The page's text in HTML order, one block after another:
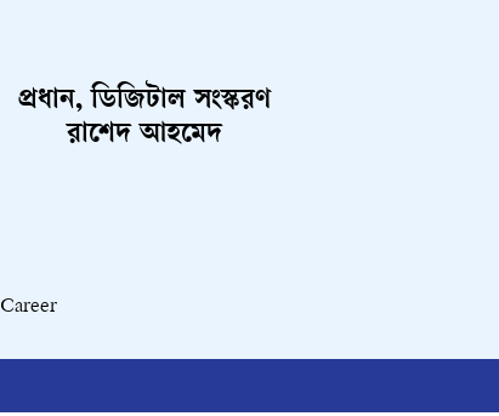
প্রধান, ডিজিটাল সংস্করণ
রাশেদ আহমেদ
Career